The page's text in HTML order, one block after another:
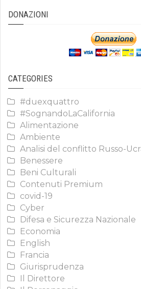
DONAZIONI
CATEGORIES
#duexquattro
#SognandoLaCalifornia
Alimentazione
Ambiente
Analisi del conflitto Russo-
Benessere
Beni Culturali
Contenuti Premium
covid-19
Cyber
Difesa e Sicurezza Nazionale
Economia
English
Francia
Giurisprudenza
Il Direttore